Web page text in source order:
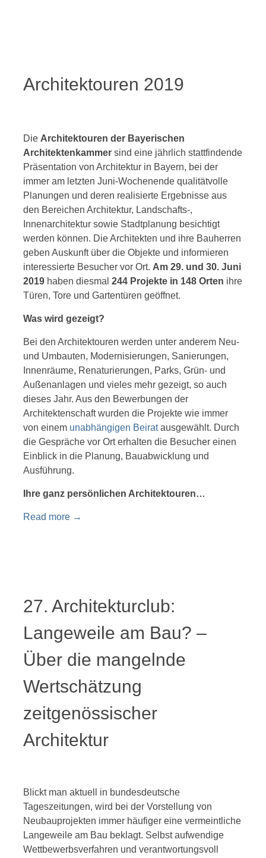
Architektouren 2019
Die Architektouren der Bayerischen
Architektenkammer sind eine jährlich stattfindende
Präsentation von Architektur in Bayern, bei der
immer am letzten Juni-Wochenende qualitätvolle
Planungen und deren realisierte Ergebnisse aus
den Bereichen Architektur, Landschafts-,
Innenarchitektur sowie Stadtplanung besichtigt
werden können. Die Architekten und ihre Bauherren
geben Auskunft über die Objekte und informieren
interessierte Besucher vor Ort. Am 29. und 30. Juni
2019haben diesmal 244 Projekte in 148 Orten ihre
Türen, Tore und Gartentüren geöffnet.
Was wird gezeigt?
Bei den Architektouren werden unter anderem Neu-
und Umbauten, Modernisierungen, Sanierungen,
Innenräume, Renaturierungen, Parks, Grün- und
Außenanlagen und vieles mehr gezeigt, so auch
dieses Jahr. Aus den Bewerbungen der
Architektenschaft wurden die Projekte wie immer
von einem unabhängigen Beiratausgewählt. Durch
die Gespräche vor Ort erhalten die Besucher einen
Einblick in die Planung, Bauabwicklung und
Ausführung.
Ihre ganz persönlichen Architektouren…
Read more →
27. Architekturclub:
Langeweile am Bau? –
Über die mangelnde
Wertschätzung
zeitgenössischer
Architektur
Blickt man aktuell in bundesdeutsche
Tageszeitungen, wird bei der Vorstellung von
Neubauprojekten immer häufiger eine vermeintliche
Langeweile am Bau beklagt. Selbst aufwendige
Wettbewerbsverfahren und verantwortungsvoll